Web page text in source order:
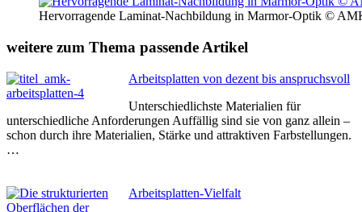
Hervorragende Laminat-Nachbildung in Marmor-Optik ©
weitere zum Thema passende Artikel
Arbeitsplatten von dezent bis anspruchsvoll
Unterschiedlichste Materialien für
unterschiedliche Anforderungen Auffällig sind sie von ganz allein –
schon durch ihre Materialien, Stärke und attraktiven Farbstellungen.
…
Arbeitsplatten-Vielfalt